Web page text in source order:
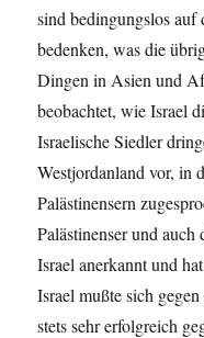
sind bedingungslos auf
bedenken, was die
Dingen in Asien und
beobachtet, wie Israel
Israelische Siedler
Westjordanland vor, in
Palästinensern
Palästinenser und
Israel anerkannt und
Israel mußte sich
stets sehr erfolgreich